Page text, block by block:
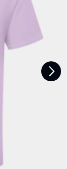
Suivant